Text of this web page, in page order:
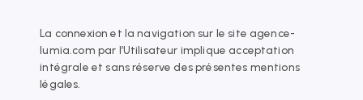
La connexion et la navigation sur le site agence-
lumia.com par l’Utilisateur implique acceptation
intégrale et sans réserve des présentes mentions
légales.